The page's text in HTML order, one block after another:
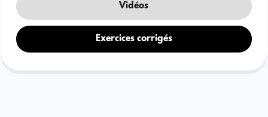
Vidéos
Exercices corrigés